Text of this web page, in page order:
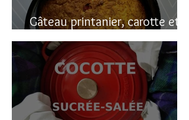
Gâteau printanier, carotte et
rhubarbe